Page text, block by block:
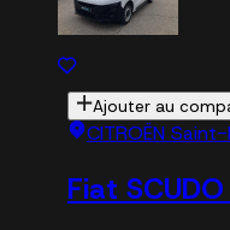
Ajouter au
CITROËN
Fiat